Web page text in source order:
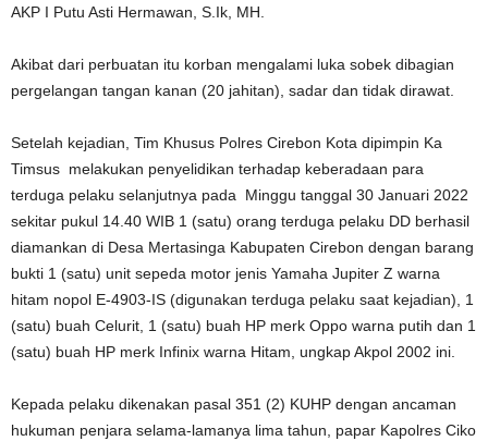
AKP I Putu Asti Hermawan, S.Ik, MH.
Akibat dari perbuatan itu korban mengalami luka sobek dibagian
pergelangan tangan kanan (20 jahitan), sadar dan tidak dirawat.
Setelah kejadian, Tim Khusus Polres Cirebon Kota dipimpin Ka
Timsus melakukan penyelidikan terhadap keberadaan para
terduga pelaku selanjutnya pada Minggu tanggal 30 Januari 2022
sekitar pukul 14.40 WIB 1 (satu) orang terduga pelaku DD berhasil
diamankan di Desa Mertasinga Kabupaten Cirebon dengan barang
bukti 1 (satu) unit sepeda motor jenis Yamaha Jupiter Z warna
hitam nopol E-4903-IS (digunakan terduga pelaku saat kejadian), 1
(satu) buah Celurit, 1 (satu) buah HP merk Oppo warna putih dan 1
(satu) buah HP merk Infinix warna Hitam, ungkap Akpol 2002 ini.
Kepada pelaku dikenakan pasal 351 (2) KUHP dengan ancaman
hukuman penjara selama-lamanya lima tahun, papar Kapolres Ciko